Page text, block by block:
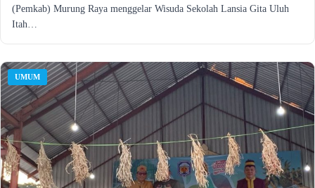
(Pemkab) Murung Raya menggelar Wisuda Sekolah Lansia Gita Uluh
Itah…
UMUM